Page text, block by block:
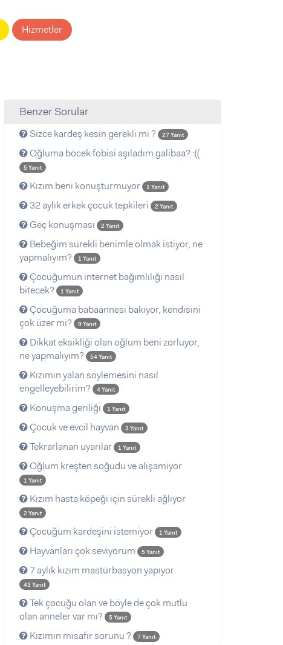
Hizmetler
Benzer Sorular
Sizce kardeş kesin gerekli mi ? 27 Yanıt
Oğluma böcek fobisi aşıladım galibaa? :((
5 Yanıt
Kızım beni konuşturmuyor 1 Yanıt
32 aylık erkek çocuk tepkileri 2 Yanıt
Geç konuşması 2 Yanıt
Bebeğim sürekli benimle olmak istiyor, ne
yapmalıyım?
1 Yanıt
Çocuğumun internet bağımlılığı nasıl
bitecek?
1 Yanıt
Çocuğuma babaannesi bakıyor, kendisini
çok üzer mi?
9 Yanıt
Dikkat eksikliği olan oğlum beni zorluyor,
ne yapmalıyım?
54 Yanıt
Kızımın yalan söylemesini nasıl
engelleyebilirim?
4 Yanıt
Konuşma geriliği 1 Yanıt
Çocuk ve evcil hayvan 3 Yanıt
Tekrarlanan uyarılar 1 Yanıt
Oğlum kreşten soğudu ve alişamiyor
1 Yanıt
Kızım hasta köpeği için sürekli ağlıyor
2 Yanıt
Çocuğum kardeşini istemiyor 1 Yanıt
Hayvanları çok seviyorum 5 Yanıt
7 aylık kızım mastürbasyon yapıyor
43 Yanıt
Tek çocuğu olan ve böyle de çok mutlu
olan anneler var mı?
5 Yanıt
Kızımın misafir sorunu ? 7 Yanıt